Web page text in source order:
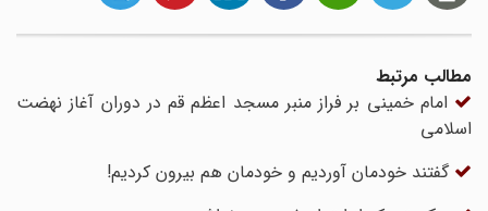
مطالب مرتبط
امام خمینی بر فراز منبر مسجد اعظم قم در دوران آغاز نهضت
اسلامی
گفتند خودمان آوردیم و خودمان هم بیرون کردیم!